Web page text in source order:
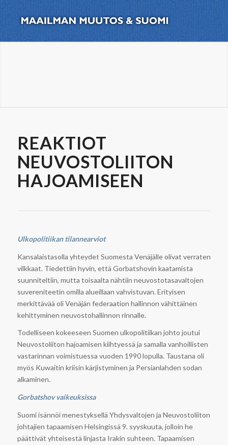
REAKTIOT
NEUVOSTOLIITON
HAJOAMISEEN
Ulkopolitiikan tilannearviot
Kansalaistasolla yhteydet Suomesta Venäjälle olivat verraten
vilkkaat. Tiedettiin hyvin, että Gorbatshovin kaatamista
suunniteltiin, mutta toisaalta nähtiin neuvostotasavaltojen
suvereniteetin omilla alueillaan vahvistuvan. Erityisen
merkittävää oli Venäjän federaation hallinnon vähittäinen
kehittyminen neuvostohallinnon rinnalle.
Todelliseen kokeeseen Suomen ulkopolitiikan johto joutui
Neuvostoliiton hajoamisen kiihtyessä ja samalla vanhoillisten
vastarinnan voimistuessa vuoden 1990 lopulla. Taustana oli
myös Kuwaitin kriisin kärjistyminen ja Persianlahden sodan
alkaminen.
Gorbatshov vaikeuksissa
Suomi isännöi menestyksellä Yhdysvaltojen ja Neuvostoliiton
johtajien tapaamisen Helsingissä 9. syyskuuta, jolloin he
päättivät yhteisestä linjasta Irakin suhteen. Tapaamisen